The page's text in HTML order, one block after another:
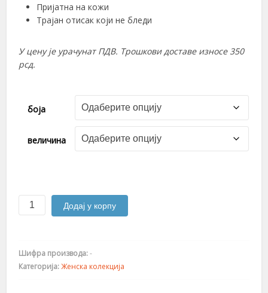
Пријатна на кожи
Трајан отисак који не бледи
У цену је урачунат ПДВ. Трошкови доставе износе 350
рсд.
боја
величина
Обилић
количина
Додај у корпу
Шифра производа:-
Категорија:Женска колекција